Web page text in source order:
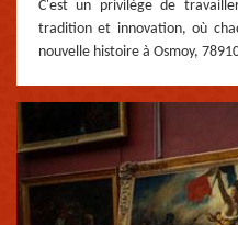
C'est un privilège de
tradition et innovation, où
nouvelle histoire à Osmoy,